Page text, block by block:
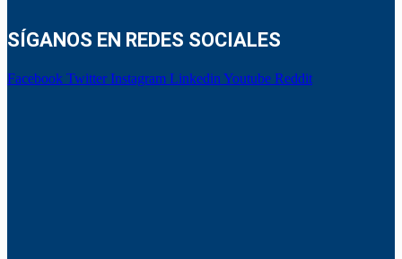
SÍGANOS EN REDES SOCIALES
Facebook Twitter Instagram Linkedin Youtube Reddit